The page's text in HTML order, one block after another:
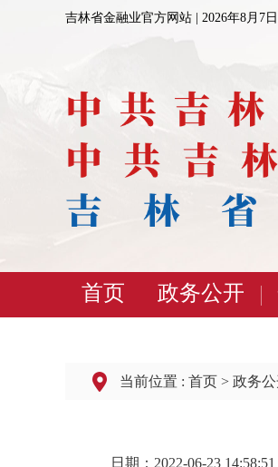
吉林省金融业官方网站 | 2026年8月7
首页 政务公开
当前位置 : 首页 > 政务
日期：2022-06-23 14:58:51